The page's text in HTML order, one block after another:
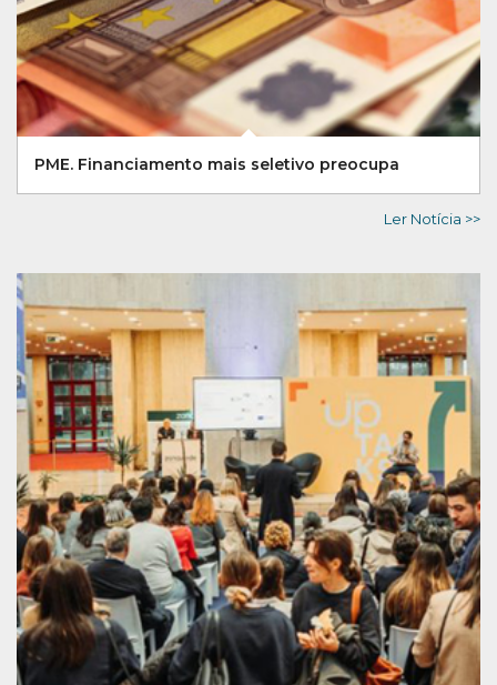
PME. Financiamento mais seletivo preocupa
Ler Notícia >>